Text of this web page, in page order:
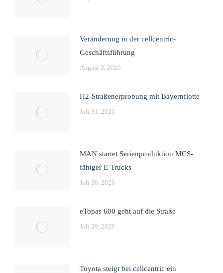
Veränderung in der cellcentric-
Geschäftsführung
August 3, 2026
H2-Straßenerprobung mit Bayernflotte
Juli 31, 2026
MAN startet Serienproduktion MCS-
fähiger E-Trucks
Juli 30, 2026
eTopas 600 geht auf die Straße
Juli 29, 2026
Toyota steigt bei cellcentric ein